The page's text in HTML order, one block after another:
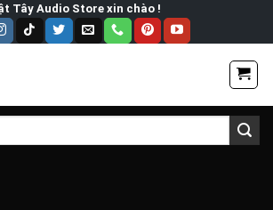
Tây Audio Store xin chào !